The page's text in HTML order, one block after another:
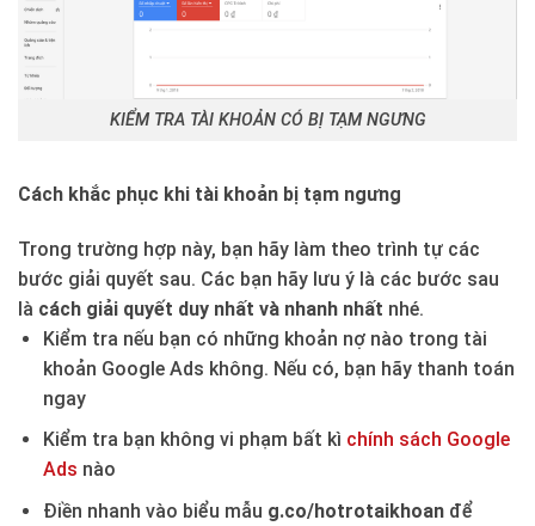
KIỂM TRA TÀI KHOẢN CÓ BỊ TẠM NGƯNG
Cách khắc phục khi tài khoản bị tạm ngưng
Trong trường hợp này, bạn hãy làm theo trình tự các
bước giải quyết sau. Các bạn hãy lưu ý là các bước sau
là cách giải quyết duy nhất và nhanh nhất nhé.
Kiểm tra nếu bạn có những khoản nợ nào trong tài
khoản Google Ads không. Nếu có, bạn hãy thanh toán
ngay
Kiểm tra bạn không vi phạm bất kì chính sách Google
Ads nào
Điền nhanh vào biểu mẫu g.co/hotrotaikhoanđể